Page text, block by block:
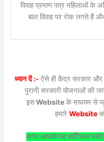
विवाह प्रमाण पत्र महिलाओं के
बाल विवाह पर रोक लगते हैं
ध्यान दें :- ऐसे ही केंद्र सरकार और
पुरानी सरकारी योजनाओं की
इसWebsite के माधयम से
हमारे Website
अगर आपको यह आर्टिकल